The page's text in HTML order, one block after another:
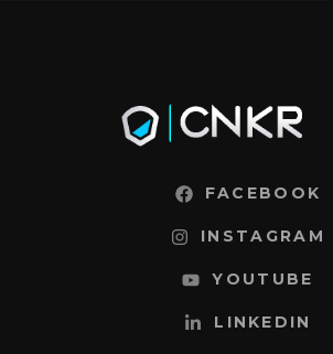
FACEBOOK
INSTAGRAM
YOUTUBE
LINKEDIN